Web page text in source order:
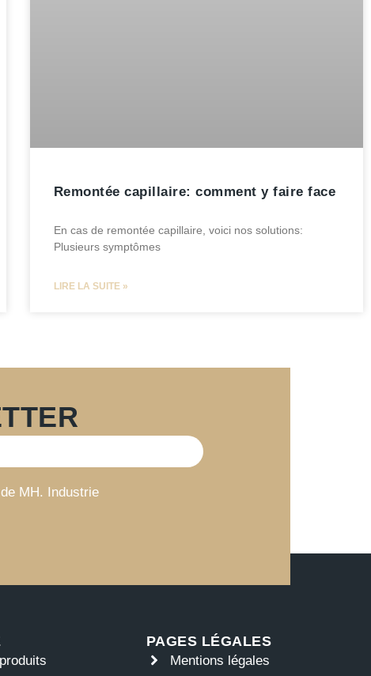
Remontée capillaire: comment y faire face
En cas de remontée capillaire, voici nos solutions:
Plusieurs symptômes
LIRE LA SUITE »
MH. Industrie
PAGES LÉGALES
Mentions légales